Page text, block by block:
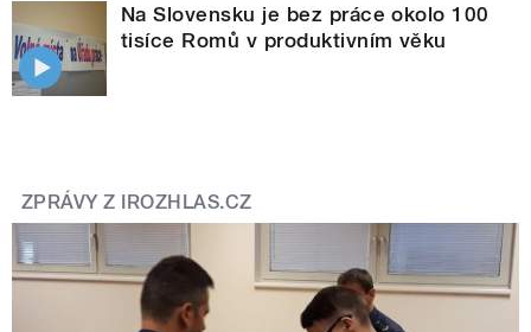
Na Slovensku je bez práce okolo 100
tisíce Romů v produktivním věku
ZPRÁVY Z IROZHLAS.CZ